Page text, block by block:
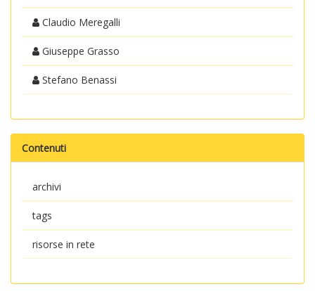
Claudio Meregalli
Giuseppe Grasso
Stefano Benassi
Contenuti
archivi
tags
risorse in rete